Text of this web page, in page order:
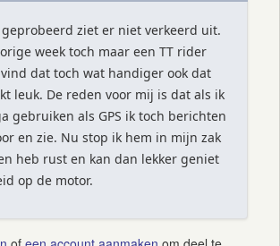
ziet er niet verkeerd uit.
week toch maar een TT rider
dat toch wat handiger ook dat
leuk. De reden voor mij is dat als ik
gebruiken als GPS ik toch berichten
en zie. Nu stop ik hem in mijn zak
heb rust en kan dan lekker geniet
op de motor.